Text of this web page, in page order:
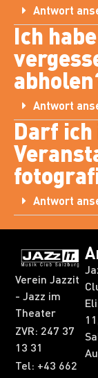
Antwort
Ich
Antwort
Darf
Antwort
Verein Jazzit
- Jazz im
Theater
ZVR: 247 37
13 31​
Tel: +43 662